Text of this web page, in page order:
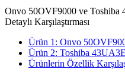
Onvo 50OVF9000 ve Toshiba
Detaylı Karşılaştırması
Ürün 1: Onvo
Ürün 2: Toshiba
Ürünlerin Özellik